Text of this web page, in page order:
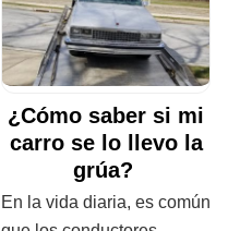
¿Cómo saber si mi
carro se lo llevo la
grúa?
En la vida diaria, es común